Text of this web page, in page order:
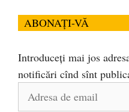
ABONAȚI-VĂ
Introduceți mai jos
notificări cînd sînt
Adresa